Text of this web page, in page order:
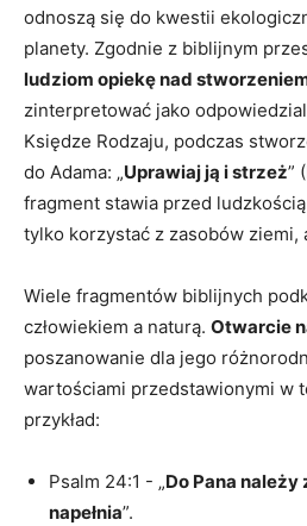
odnoszą się do kwestii
planety. Zgodnie z biblijnym
‍ludziom opiekę nad
zinterpretować jako
Księdze Rodzaju, podczas
‍do Adama: „Uprawiaj ​ją​ i strzeż”
‍fragment⁢ stawia przed
tylko‌ korzystać ⁤z⁣ zasobów ⁢ziemi,
Wiele fragmentów biblijnych⁢
⁣człowiekiem a naturą. Otwarcie
poszanowanie‍ dla ​jego
wartościami przedstawionymi w
przykład:
Psalm 24:1 ⁣- „Do​ Pana należy
napełnia”.